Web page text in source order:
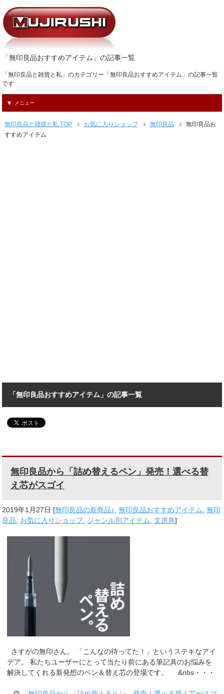
「無印良品おすすめアイテム」の記事一覧
「無印良品と雑貨と私」のカテゴリー「無印良品おすすめアイテム」の記事一覧
です
メニュー
無印良品と雑貨と私 TOP お気に入りショップ 無印良品
無印良品お
すすめアイテム
「無印良品おすすめアイテム」の記事一覧
無印良品から「詰め替えるペン」発売！選べる替
え芯がスゴイ
2019年1月27日 [無印良品の新商品♪,無印良品おすすめアイテム,無印
良品, お気に入りショップ, ジャンル別アイテム,文房具]
さすがの無印さん。 「こんなの待ってた！」というステキなアイ
デア。 私たちユーザーにとって当たり前にある筆記具のお悩みを
解決してくれる新発想のペン＆替え芯の登場です。 &nbs・・・